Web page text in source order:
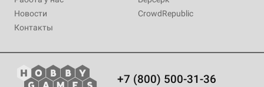
Новости
Контакты
CrowdRepublic
+7 (800) 500-31-36